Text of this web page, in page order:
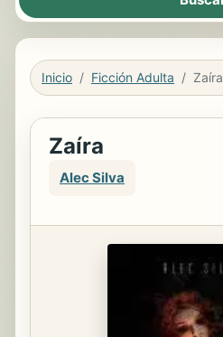
Inicio Ficción Adulta Zaíra
Zaíra
Alec Silva